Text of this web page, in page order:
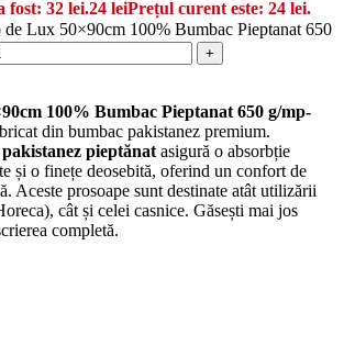
fost: 32 lei.24 leiPrețul curent este: 24 lei.
de Lux 50×90cm 100% Bumbac Pieptanat 650
+
100% Bumbac Pieptanat 650 g/mp-
din bumbac pakistanez premium.
pieptănat asigură o absorbție
și o finețe deosebită, oferind un confort de
Aceste prosoape sunt destinate atât utilizării
cât și celei casnice. Găsești mai jos
completă.